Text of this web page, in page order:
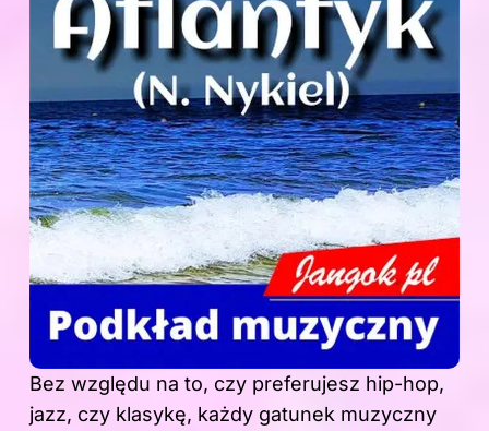
Bez względu na to, czy preferujesz hip-hop,
jazz, czy klasykę, każdy gatunek muzyczny